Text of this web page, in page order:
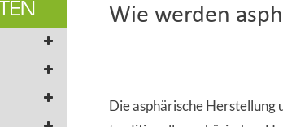
Wie werden
Die asphärische